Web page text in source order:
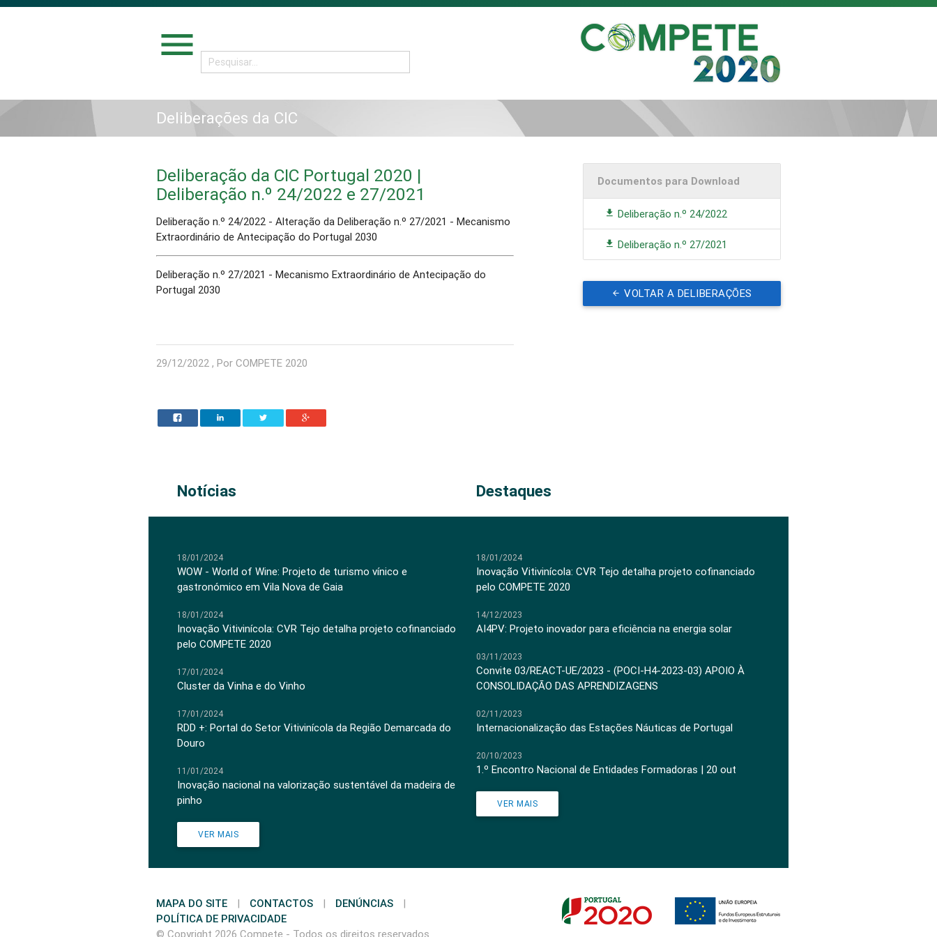
menu
Deliberações da CIC
Deliberação da CIC Portugal 2020 |
Deliberação n.º 24/2022 e 27/2021
Deliberação n.º 24/2022 - Alteração da Deliberação n.º 27/2021 - Mecanismo
Extraordinário de Antecipação do Portugal 2030
Deliberação n.º 27/2021 - Mecanismo Extraordinário de Antecipação do
Portugal 2030
29/12/2022 , Por COMPETE 2020
Documentos para Download
Deliberação n.º 24/2022
Deliberação n.º 27/2021
VOLTAR A DELIBERAÇÕES
Notícias Destaques
18/01/2024
WOW - World of Wine: Projeto de turismo vínico e
gastronómico em Vila Nova de Gaia
18/01/2024
Inovação Vitivinícola: CVR Tejo detalha projeto cofinanciado
pelo COMPETE 2020
17/01/2024
Cluster da Vinha e do Vinho
17/01/2024
RDD +: Portal do Setor Vitivinícola da Região Demarcada do
Douro
11/01/2024
Inovação nacional na valorização sustentável da madeira de
pinho
VER MAIS
18/01/2024
Inovação Vitivinícola: CVR Tejo detalha projeto cofinanciado
pelo COMPETE 2020
14/12/2023
AI4PV: Projeto inovador para eficiência na energia solar
03/11/2023
Convite 03/REACT-UE/2023 - (POCI-H4-2023-03) APOIO À
CONSOLIDAÇÃO DAS APRENDIZAGENS
02/11/2023
Internacionalização das Estações Náuticas de Portugal
20/10/2023
1.º Encontro Nacional de Entidades Formadoras | 20 out
VER MAIS
MAPA DO SITE | CONTACTOS | DENÚNCIAS
|
POLÍTICA DE PRIVACIDADE
© Copyright 2026 Compete - Todos os direitos reservados